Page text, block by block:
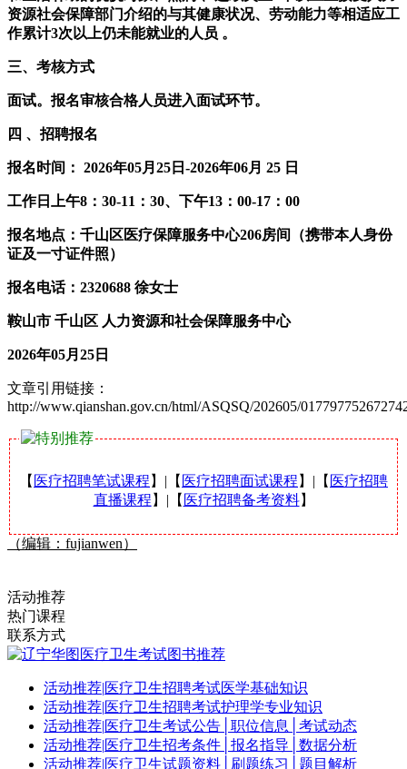
资源社会保障部门介绍的与其健康状况、劳动能力等相适应工
作累计3次以上仍未能就业的人员 。
三、考核方式
面试。报名审核合格人员进入面试环节。
四 、招聘报名
报名时间： 2026年05月25日-2026年06月 25 日
工作日上午8：30-11：30、下午13：00-17：00
报名地点：千山区医疗保障服务中心206房间（携带本人身份
证及一寸证件照）
报名电话：2320688 徐女士
鞍山市 千山区 人力资源和社会保障服务中心
2026年05月25日
文章引用链接：
http://www.qianshan.gov.cn/html/ASQSQ/202605/
【 医疗招聘笔试课程 】|【 医疗招聘面试课程 】|【 医疗招聘
直播课程 】|【 医疗招聘备考资料】
（编辑：fujianwen）
活动推荐
热门课程
联系方式
活动推荐|医疗卫生招聘考试医学基础知识
活动推荐|医疗卫生招聘考试护理学专业知识
活动推荐|医疗卫生考试公告│职位信息│考试动态
活动推荐|医疗卫生招考条件│报名指导│数据分析
活动推荐|医疗卫生试题资料│刷题练习│题目解析